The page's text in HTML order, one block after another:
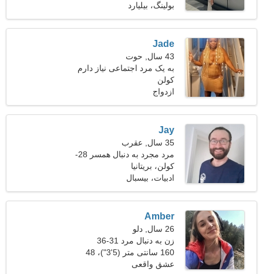
کیلوگرم (125 پوند)
بولینگ، بیلیارد
Jade
43 سال, حوت
به یک مرد اجتماعی نیاز دارم
که با هم آشپزی کنند
کولن
ازدواج
Jay
35 سال, عقرب
مرد مجرد به دنبال همسر 28-
31
کولن، بریتانیا
ادبیات، بیسبال
Amber
26 سال, دلو
زن به دنبال مرد 31-36
160 سانتی متر (5'3")، 48
کیلوگرم (105 پوند)
عشق واقعی